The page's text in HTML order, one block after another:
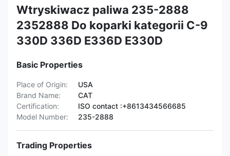
Wtryskiwacz paliwa 235-2888
2352888 Do koparki kategorii C-9
330D 336D E336D E330D
Basic Properties
Place of Origin:
USA
Brand Name:
CAT
Certification:
ISO contact :+8613434566685
Model Number:
235-2888
Trading Properties